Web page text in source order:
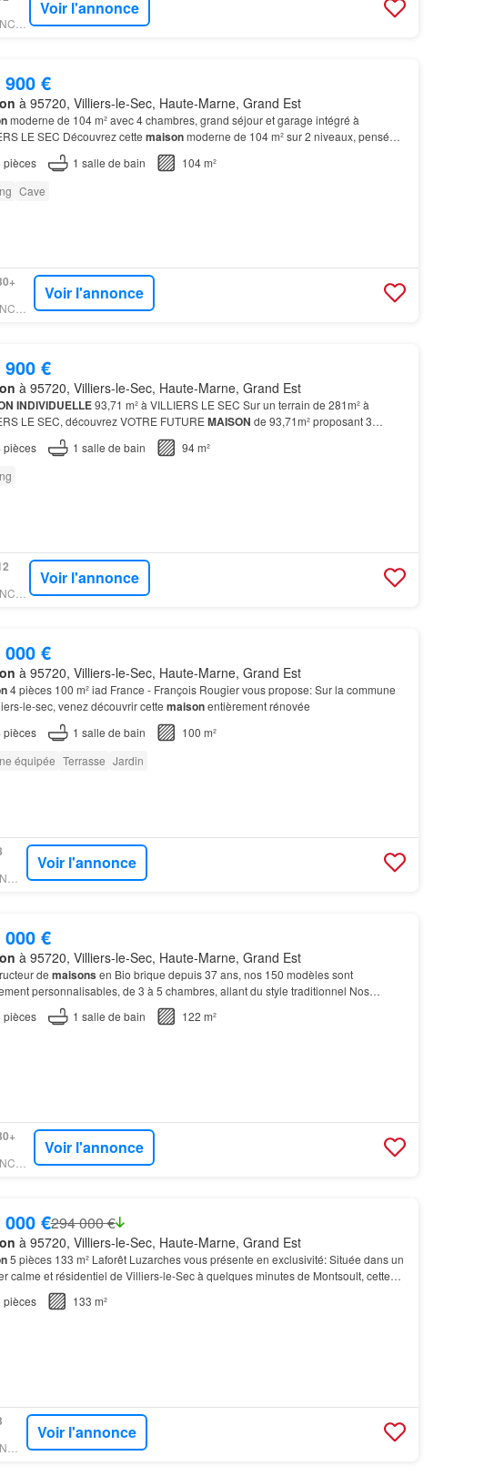
Voir l'annonce
900 €
à 95720, Villiers-le-Sec, Haute-Marne, Grand Est
moderne de 104 m² avec 4 chambres, grand séjour et garage intégré à
LE SEC Découvrez cette maisonmoderne de 104 m² sur 2 niveaux, pensée
spacieuse, lumineuse et fonctionnelle, prête à accueillir vo…
pièces 1 salle de bain
104 m²
Cave
Voir l'annonce
900 €
à 95720, Villiers-le-Sec, Haute-Marne, Grand Est
INDIVIDUELLE93,71 m² à VILLIERS LE SEC Sur un terrain de 281m² à
LE SEC, découvrez VOTRE FUTURE MAISON de 93,71m² proposant 3
ELIGIBLE AU PTZ FRAIS DE NOTAIRE REDUIT SUR LE TERRAIN Cette
à éta…
pièces 1 salle de bain
94 m²
Voir l'annonce
000 €
à 95720, Villiers-le-Sec, Haute-Marne, Grand Est
4 pièces 100 m² iad France - François Rougier vous propose: Sur la commune
le-sec, venez découvrir cette maisonentièrement rénovée
pièces 1 salle de bain
100 m²
équipée Terrasse Jardin
Voir l'annonce
000 €
à 95720, Villiers-le-Sec, Haute-Marne, Grand Est
de maisons en Bio brique depuis 37 ans, nos 150 modèles sont
personnalisables, de 3 à 5 chambres, allant du style traditionnel Nos
sont équipées de prestations haut de gamme de base, visibles…
pièces 1 salle de bain 122 m²
Voir l'annonce
000 €294 000 €
à 95720, Villiers-le-Sec, Haute-Marne, Grand Est
5 pièces 133 m² Laforêt Luzarches vous présente en exclusivité: Située dans un
calme et résidentiel de Villiers-le-Sec à quelques minutes de Montsoult, cette
maisonrénovée avec soin offre un cadre d…
pièces 133 m²
Voir l'annonce